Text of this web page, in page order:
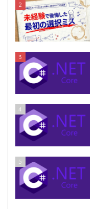
2
3
4
5